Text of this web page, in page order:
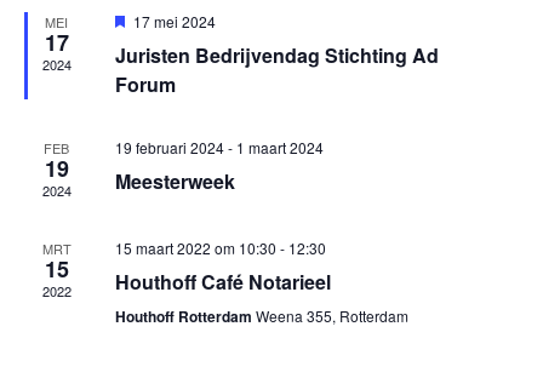
MEI
17
2024
Uitgelicht
17 mei 2024
Juristen Bedrijvendag Stichting Ad
Forum
FEB
19
2024
19 februari 2024- 1 maart 2024
Meesterweek
MRT
15
2022
15 maart 2022 om 10:30 - 12:30
Houthoff Café Notarieel
Houthoff Rotterdam Weena 355, Rotterdam